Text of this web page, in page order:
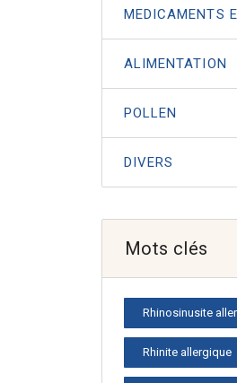
MEDICAMENTS
ALIMENTATION
POLLEN
DIVERS
Mots clés
Rhinosinusite
Rhinite allergique